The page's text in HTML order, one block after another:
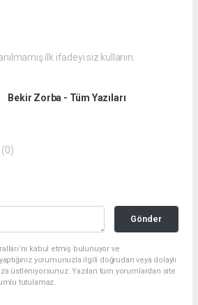
ilk ifadeyi siz kullanın.
Bekir Zorba - Tüm Yazıları
(0)
Gönder
kabul etmiş bulunuyor ve
yorumunuzla ilgili doğrudan veya dolaylı
üstleniyorsunuz. Yazılan tüm yorumlardan site
tutulamaz.